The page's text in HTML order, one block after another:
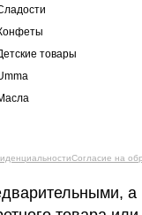
товары
Согласие на
а